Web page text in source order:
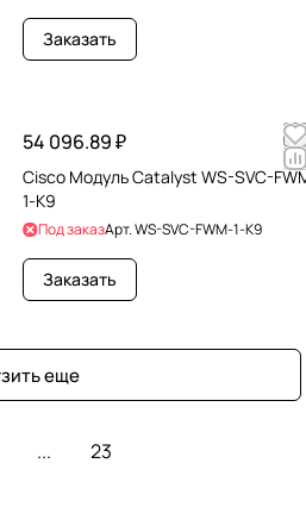
Заказать
54 096.89 ₽
Cisco Модуль Catalyst WS-SVC-
1-K9
Под заказАрт.WS-SVC-FWM-1-K9
Заказать
еще
... 23